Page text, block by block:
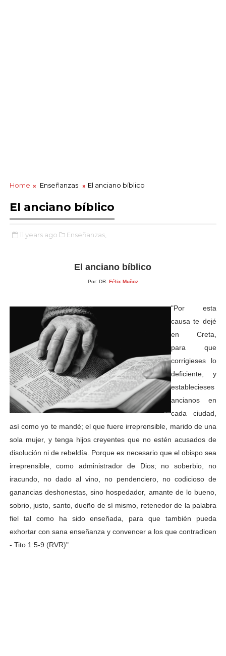
Home Enseñanzas El anciano bíblico
El anciano bíblico
11 years ago Enseñanzas,
El anciano bíblico
Por: DR. Félix Muñoz
"Por esta
causa te dejé
en Creta,
para que
corrigieses lo
deficiente, y
establecieses
ancianos en
cada ciudad,
así como yo te mandé; el que fuere irreprensible, marido de una
sola mujer, y tenga hijos creyentes que no estén acusados de
disolución ni de rebeldía. Porque es necesario que el obispo sea
irreprensible, como administrador de Dios; no soberbio, no
iracundo, no dado al vino, no pendenciero, no codicioso de
ganancias deshonestas, sino hospedador, amante de lo bueno,
sobrio, justo, santo, dueño de sí mismo, retenedor de la palabra
fiel tal como ha sido enseñada, para que también pueda
exhortar con sana enseñanza y convencer a los que contradicen
- Tito 1:5-9 (RVR)".